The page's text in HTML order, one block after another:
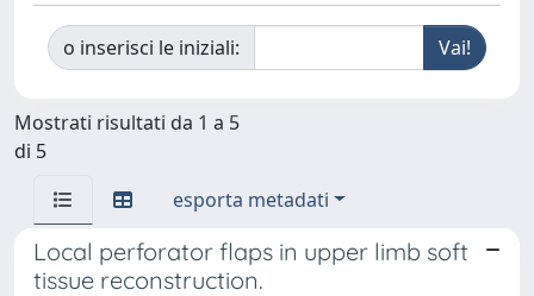
o inserisci le iniziali:
Mostrati risultati da 1 a 5
di 5
esporta metadati
Local perforator flaps in upper limb soft
tissue reconstruction.